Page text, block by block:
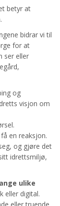
betyr at
bidrar vi til
for at
ser eller
og
visjon om
en reaksjon.
og gjøre det
idrettsmiljø,
ulike
eller digital.